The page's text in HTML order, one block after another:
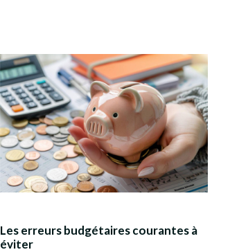
Les erreurs budgétaires courantes à
éviter